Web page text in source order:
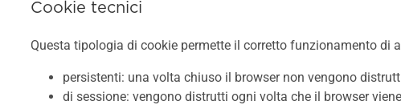
Cookie tecnici
Questa tipologia di cookie permette il corretto funzionamento di
persistenti: una volta chiuso il browser non vengono
di sessione: vengono distrutti ogni volta che il browser